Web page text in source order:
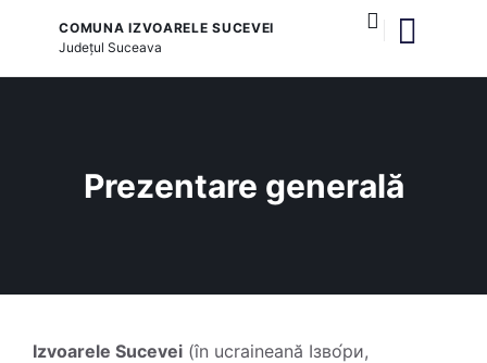
COMUNA IZVOARELE SUCEVEI
JudețulSuceava
Prezentare generală
Izvoarele Sucevei (în ucraineană Ізво́ри,